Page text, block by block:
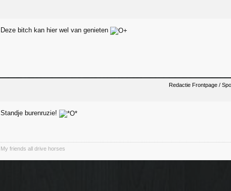
Deze bitch kan hier wel van genieten
Redactie Frontpage /
Standje burenruzie!
My friends all drive horses